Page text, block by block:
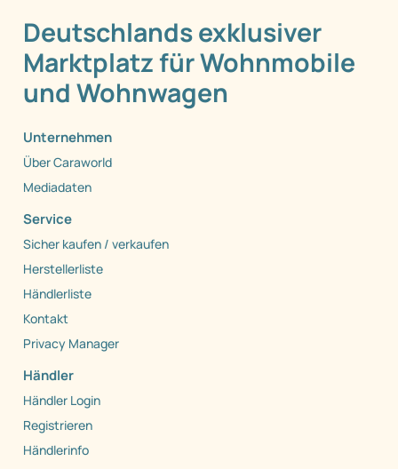
Deutschlands exklusiver
Marktplatz für Wohnmobile
und Wohnwagen
Unternehmen
Über Caraworld
Mediadaten
Service
Sicher kaufen / verkaufen
Herstellerliste
Händlerliste
Kontakt
Privacy Manager
Händler
Händler Login
Registrieren
Händlerinfo